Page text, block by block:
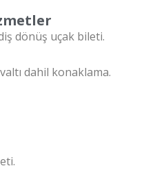
dönüş uçak bileti.
dahil konaklama.